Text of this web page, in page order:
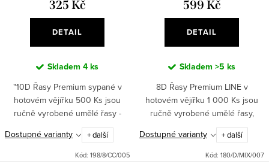
325 Kč
DETAIL
Skladem 4 ks
"10D Řasy Premium sypané v
hotovém vějířku 500 Ks jsou
ručně vyrobené umělé řasy -
hotové vějířky s tenkými spoji pro
přirozený a intenzivní vzhled.
Tyto objemové řasy - sypané...
Dostupné varianty + další
Kód: 198/8/CC/005
599 Kč
DETAIL
Skladem >5 ks
8D Řasy Premium LINE v
hotovém vějířku 1 000 Ks jsou
ručně vyrobené umělé řasy,
které poskytují přirozený, ale
zároveň plný a intenzivní vzhled.
S délkou mix 8-13 mm a
Dostupné varianty + další
Kód: 180/D/MIX/007